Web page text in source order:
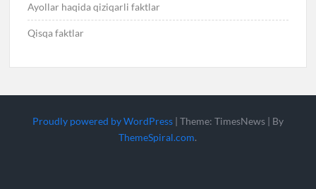
Ayollar haqida qiziqarli faktlar
Qisqa faktlar
Proudly powered by WordPress | Theme: TimesNews | By
ThemeSpiral.com.